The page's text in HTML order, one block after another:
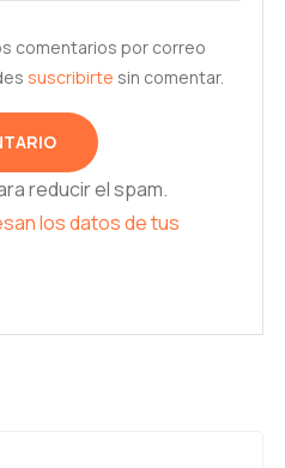
comentarios por correo
suscribirte sin comentar.
reducir el spam.
los datos de tus